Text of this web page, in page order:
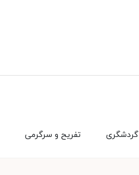
تفریح و سرگرمی گردشگری